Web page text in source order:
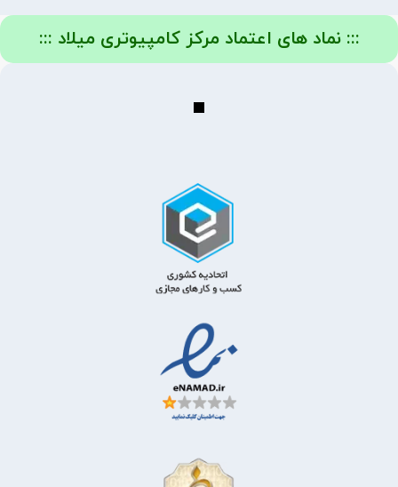
::: نماد های اعتماد مرکز کامپیوتری میلاد :::